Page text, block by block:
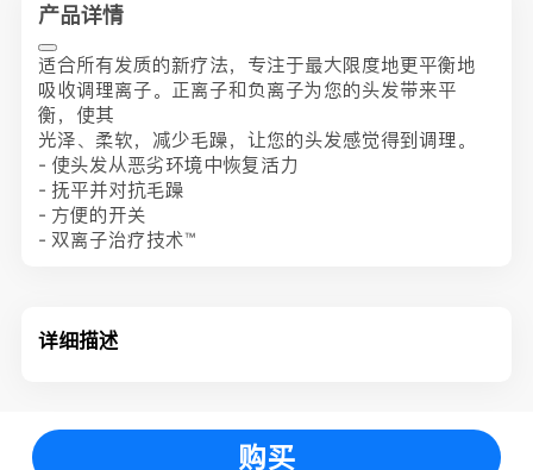
产品详情
适合所有发质的新疗法，专注于最大限度地更平衡地
吸收调理离子。 正离子和负离子为您的头发带来平
衡，使其
光泽、柔软，减少毛躁，让您的头发感觉得到调理。
- 使头发从恶劣环境中恢复活力
- 抚平并对抗毛躁
- 方便的开关
- 双离子治疗技术™
详细描述
购买